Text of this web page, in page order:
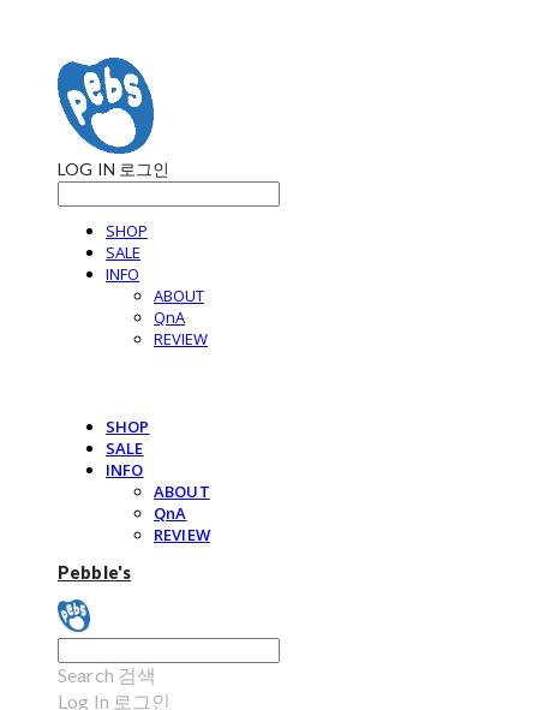
LOG IN 로그인
SHOP
SALE
INFO
ABOUT
QnA
REVIEW
SHOP
SALE
INFO
ABOUT
QnA
REVIEW
Pebble's
Search 검색
Log In 로그인